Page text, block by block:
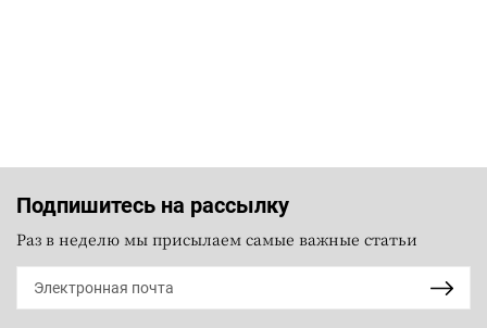
Подпишитесь на рассылку
Раз в неделю мы присылаем самые важные статьи